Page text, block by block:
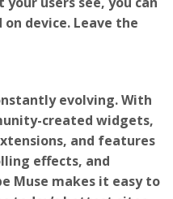
device. Leave the
evolving. With
created widgets,
and features
effects, and
Muse makes it easy to
today’s hottest sites.